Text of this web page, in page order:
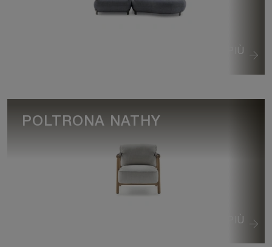
VEDI DI PIÙ
VEDI DI PIÙ
POLTRONA NATHY